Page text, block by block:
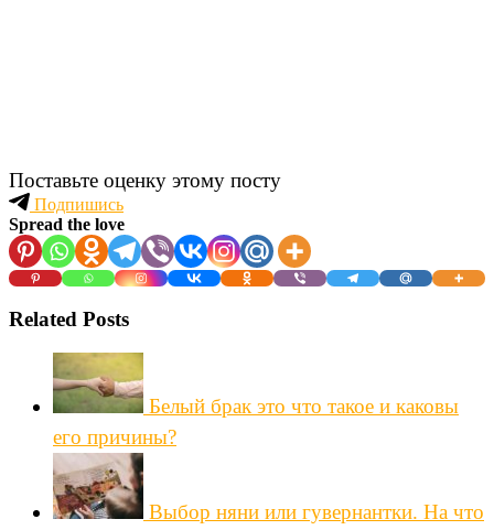
Поставьте оценку этому посту
Подпишись
Spread the love
Related Posts
Белый брак это что такое и каковы
его причины?
Выбор няни или гувернантки. На что